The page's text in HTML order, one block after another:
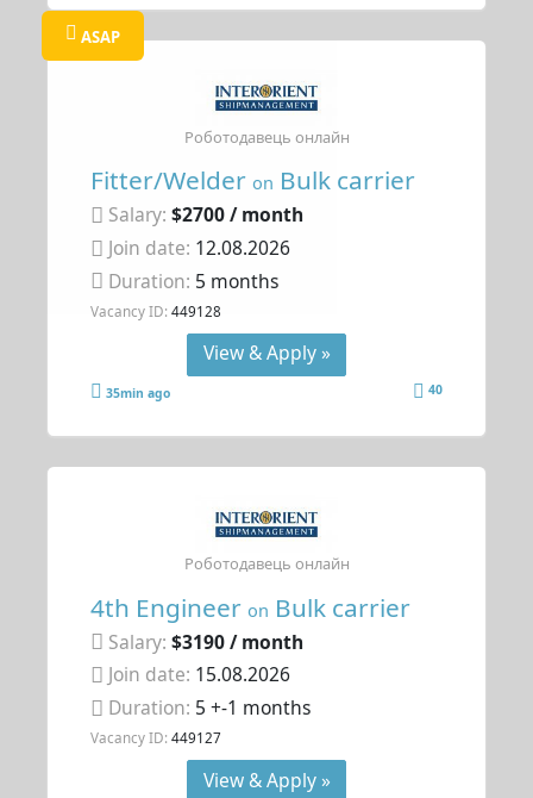
ASAP
Fitter/Welderon Bulk carrier
Salary: $2700 / month
Join date: 12.08.2026
Duration: 5 months
Vacancy ID: 449128
Роботодавець онлайн
View & Apply »
35min ago 40
4th Engineeron Bulk carrier
Salary: $3190 / month
Join date: 15.08.2026
Duration: 5 +-1 months
Vacancy ID: 449127
Роботодавець онлайн
View & Apply »